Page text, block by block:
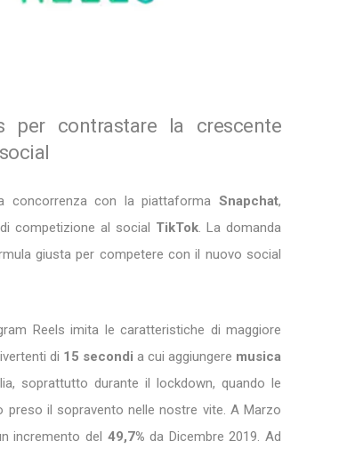
per contrastare la crescente
concorrenza con la piattaforma Snapchat,
competizione al social TikTok. La domanda
giusta per competere con il nuovo social
Reels imita le caratteristiche di maggiore
di 15 secondi a cui aggiungere musica
soprattutto durante il lockdown, quando le
il sopravento nelle nostre vite. A Marzo
incremento del 49,7% da Dicembre 2019. Ad